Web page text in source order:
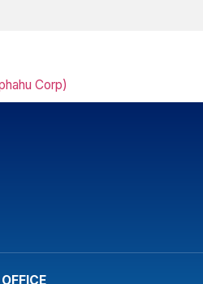
Corp)